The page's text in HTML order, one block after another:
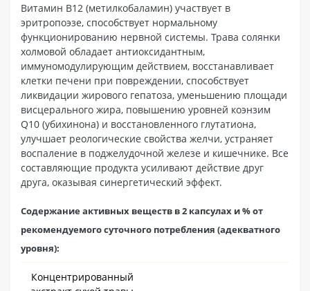
Витамин В12 (метилкобаламин) участвует в
эритропоэзе, способствует нормальному
функционированию нервной системы. Трава солянки
холмовой обладает антиоксидантным,
иммуномодулирующим действием, восстанавливает
клетки печени при повреждении, способствует
ликвидации жирового гепатоза, уменьшению площади
висцерального жира, повышению уровней коэнзим
Q10 (убихинона) и восстановленного глутатиона,
улучшает реологические свойства желчи, устраняет
воспаление в поджелудочной железе и кишечнике. Все
составляющие продукта усиливают действие друг
друга, оказывая синергетический эффект.
Содержание активных веществ в 2 капсулах и % от
рекомендуемого суточного потребления (адекватного
уровня):
Концентрированный